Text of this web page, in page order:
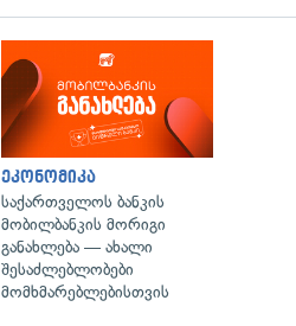
ეკონომიკა
საქართველოს ბანკის
მობილბანკის მორიგი
განახლება — ახალი
შესაძლებლობები
მომხმარებლებისთვის